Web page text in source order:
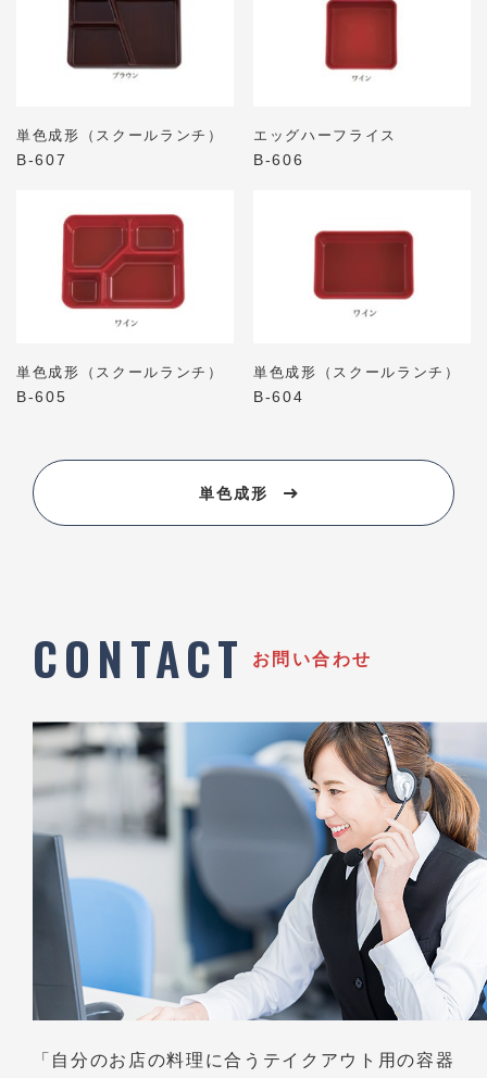
単色成形（スクールランチ）
B-607
エッグハーフライス
B-606
単色成形（スクールランチ）
B-605
単色成形（スクールランチ）
B-604
単色成形
CONTACT お問い合わせ
「自分のお店の料理に合うテイクアウト用の容器